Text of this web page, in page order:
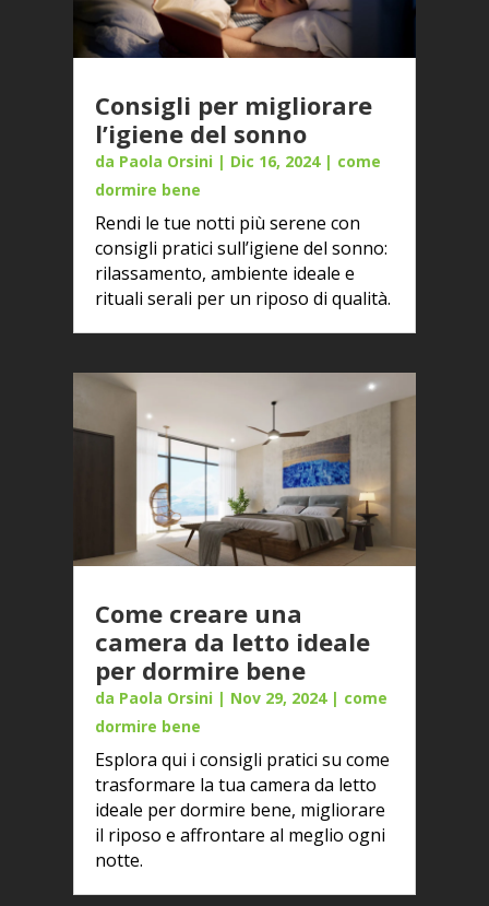
Consigli per migliorare
l’igiene del sonno
da Paola Orsini | Dic 16, 2024| come
dormire bene
Rendi le tue notti più serene con
consigli pratici sull’igiene del sonno:
rilassamento, ambiente ideale e
rituali serali per un riposo di qualità.
Come creare una
camera da letto ideale
per dormire bene
da Paola Orsini | Nov 29, 2024| come
dormire bene
Esplora qui i consigli pratici su come
trasformare la tua camera da letto
ideale per dormire bene, migliorare
il riposo e affrontare al meglio ogni
notte.